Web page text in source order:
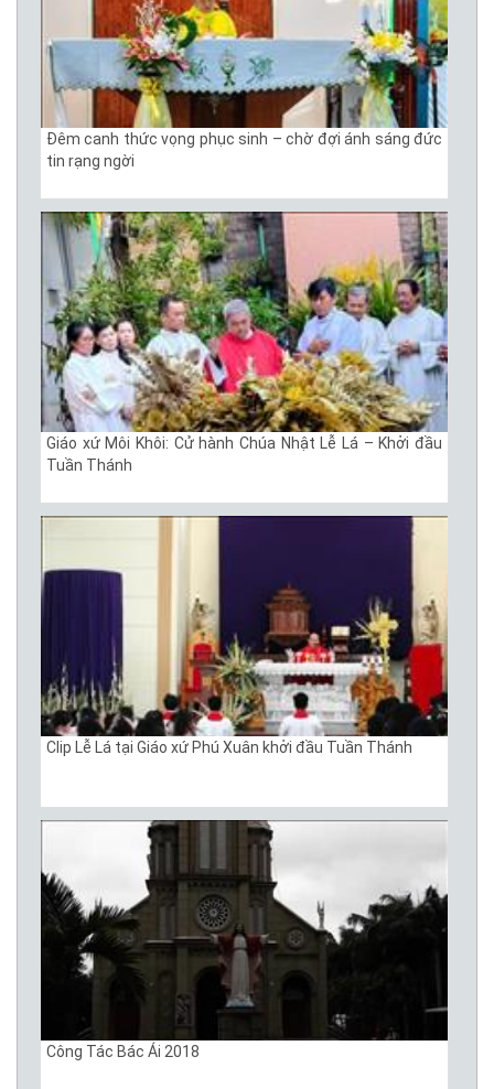
Đêm canh thức vọng phục sinh – chờ đợi ánh sáng đức
tin rạng ngời
Giáo xứ Môi Khôi: Cử hành Chúa Nhật Lễ Lá – Khởi đầu
Tuần Thánh
Clip Lễ Lá tại Giáo xứ Phú Xuân khởi đầu Tuần Thánh
Công Tác Bác Ái 2018